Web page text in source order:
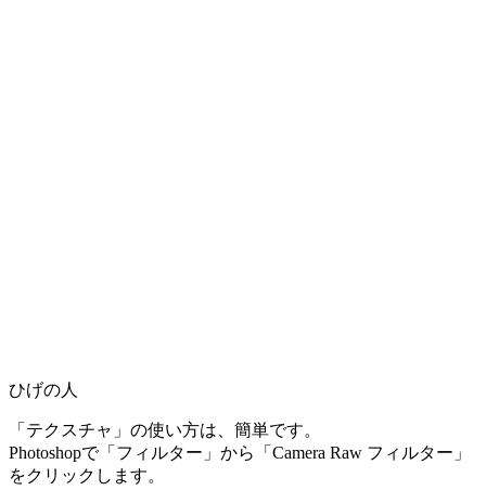
ひげの人
「テクスチャ」の使い方は、簡単です。
Photoshopで「フィルター」から「Camera Raw フィルター」
をクリックします。